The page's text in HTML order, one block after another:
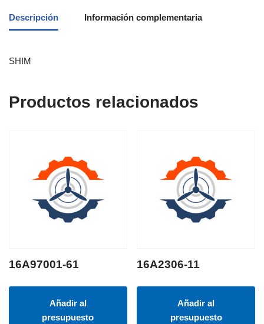
Descripción Información complementaria
SHIM
Productos relacionados
16A97001-61
Añadir al
presupuesto
16A2306-11
Añadir al
presupuesto